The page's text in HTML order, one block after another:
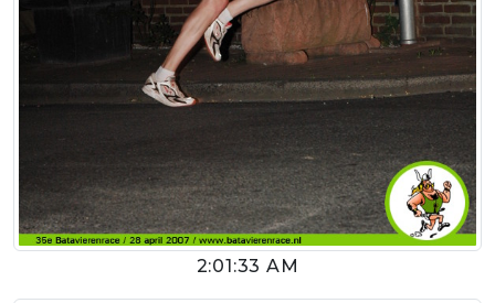
2:01:33 AM